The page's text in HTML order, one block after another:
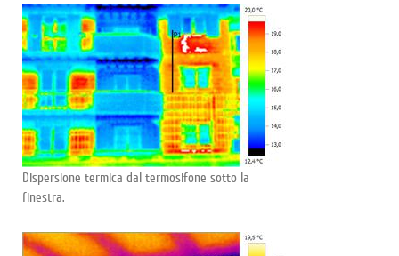
Dispersione termica dal termosifone sotto la
finestra.